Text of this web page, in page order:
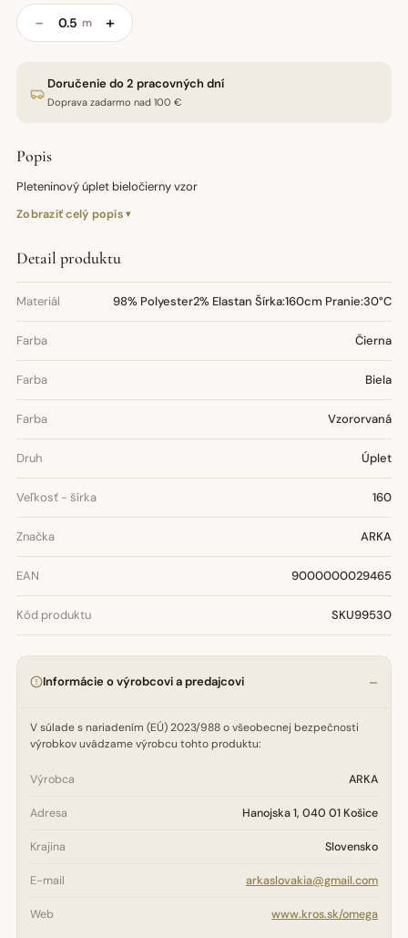
− m +
Doručenie do 2 pracovných dní
Doprava zadarmo nad 100 €
Popis
Pleteninový úplet bieločierny vzor
Zobraziť celý popis
Detail produktu
Materiál 98% Polyester2% Elastan Šírka:160cm Pranie:30°C
Farba Čierna
Farba Biela
Farba Vzororvaná
Druh Úplet
Veľkosť - šírka 160
Značka ARKA
EAN 9000000029465
Kód produktu SKU99530
Informácie o výrobcovi a predajcovi
V súlade s nariadením (EÚ) 2023/988 o všeobecnej bezpečnosti
výrobkov uvádzame výrobcu tohto produktu:
Výrobca ARKA
Adresa Hanojska 1, 040 01 Košice
Krajina Slovensko
E-mail arkaslovakia@gmail.com
Web www.kros.sk/omega